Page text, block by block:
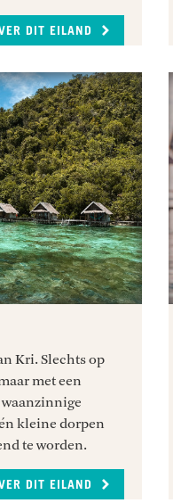
DIT EILAND
Kri. Slechts op
met een
kleine dorpen
te worden.
DIT EILAND